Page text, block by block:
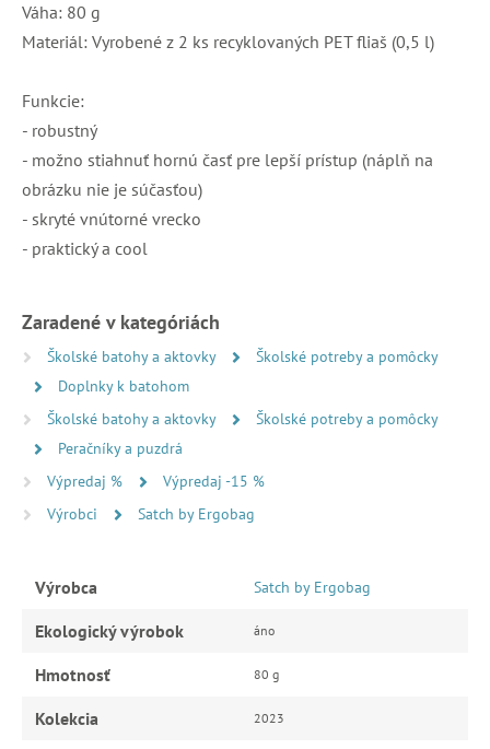
Váha: 80 g
Materiál: Vyrobené z 2 ks recyklovaných PET fliaš (0,5 l)
Funkcie:
- robustný
- možno stiahnuť hornú časť pre lepší prístup (náplň na
obrázku nie je súčasťou)
- skryté vnútorné vrecko
- praktický a cool
Zaradené v kategóriách
Školské batohy a aktovky
Školské potreby a pomôcky
Doplnky k batohom
Školské batohy a aktovky
Školské potreby a pomôcky
Peračníky a puzdrá
Výpredaj %
Výpredaj -15 %
Výrobci
Satch by Ergobag
Výrobca Satch by Ergobag
Ekologický výrobok áno
Hmotnosť 80 g
Kolekcia 2023